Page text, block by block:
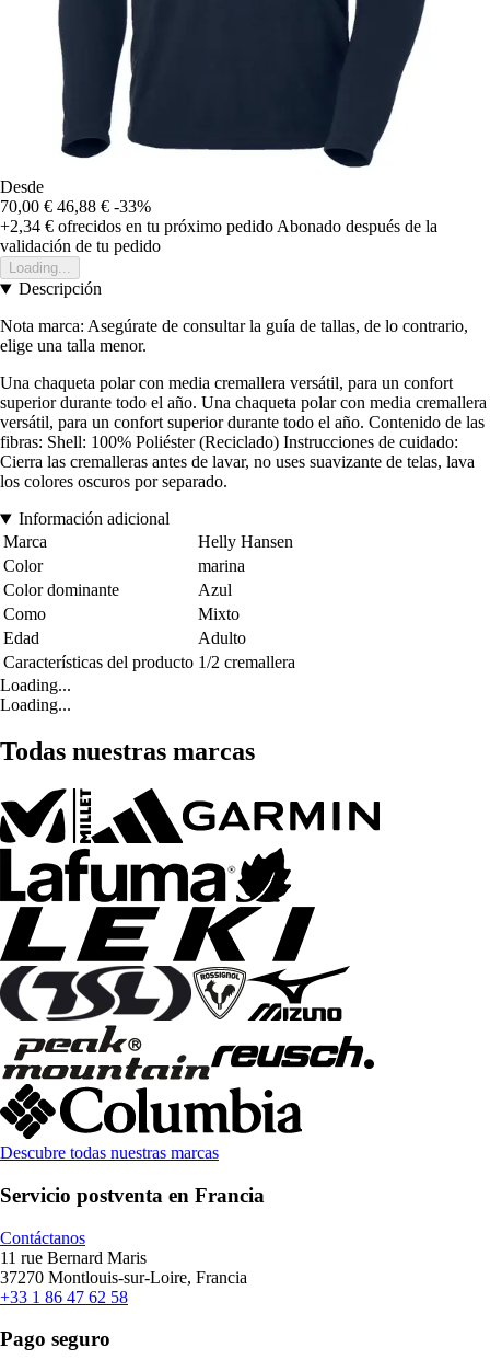
Desde
70,00 € 46,88 € -33%
+2,34 € ofrecidos en tu próximo pedidoAbonado después de la
validación de tu pedido
Loading...
Descripción
Nota marca: Asegúrate de consultar la guía de tallas, de lo contrario,
elige una talla menor.
Una chaqueta polar con media cremallera versátil, para un confort
superior durante todo el año. Una chaqueta polar con media cremallera
versátil, para un confort superior durante todo el año. Contenido de las
fibras: Shell: 100% Poliéster (Reciclado) Instrucciones de cuidado:
Cierra las cremalleras antes de lavar, no uses suavizante de telas, lava
los colores oscuros por separado.
Información adicional
Marca
Helly Hansen
Color
marina
Color dominante
Azul
Como
Mixto
Edad
Adulto
Características del producto 1/2 cremallera
Loading...
Loading...
Todas nuestras marcas
Descubre todas nuestras marcas
Servicio postventa en Francia
Contáctanos
11 rue Bernard Maris
37270 Montlouis-sur-Loire, Francia
+33 1 86 47 62 58
Pago seguro